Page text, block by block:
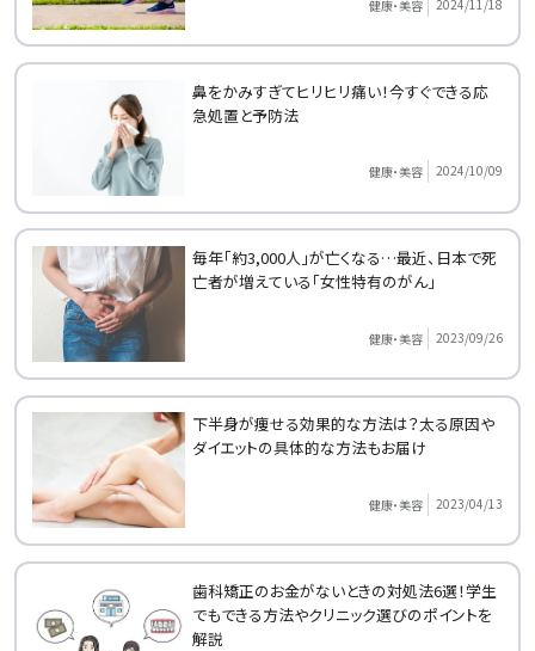
健康・美容 2024/11/18
鼻をかみすぎてヒリヒリ痛い！今すぐできる応
急処置と予防法
健康・美容 2024/10/09
毎年「約3,000人」が亡くなる…最近、日本で死
亡者が増えている「女性特有のがん」
健康・美容 2023/09/26
下半身が痩せる効果的な方法は？太る原因や
ダイエットの具体的な方法もお届け
健康・美容 2023/04/13
歯科矯正のお金がないときの対処法6選！学生
でもできる方法やクリニック選びのポイントを
解説